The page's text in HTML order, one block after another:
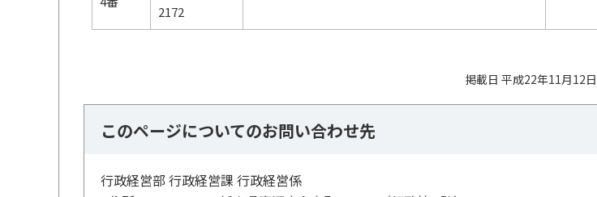
2172
掲載日 平成22年11月12日
このページについてのお問い合わせ先
行政経営部 行政経営課 行政経営係